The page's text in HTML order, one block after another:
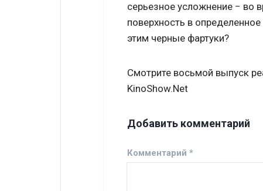
серьезное усложнение − во
поверхность в
этим черные фартуки?
Смотрите восьмой выпуск
KinoShow.Net
Добавить комментарий
Комментарий *